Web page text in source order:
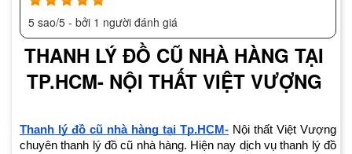
5 sao/5 - bởi 1 người đánh giá
THANH LÝ ĐỒ CŨ NHÀ HÀNG TẠI
TP.HCM- NỘI THẤT VIỆT VƯỢNG
Thanh lý đồ cũ nhà hàng tại Tp.HCM- Nội thất Việt Vượng
chuyên thanh lý đồ cũ nhà hàng. Hiện nay dịch vụ thanh lý đồ